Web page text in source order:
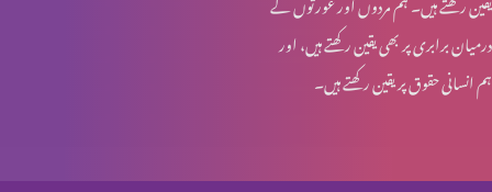
عیدِ میلادِ مسیح: مبارکباد
درمیان برابری پر بھی یقین رکھتے ہیں، اور
ہم انسانی حقوق پر یقین رکھتے ہیں۔